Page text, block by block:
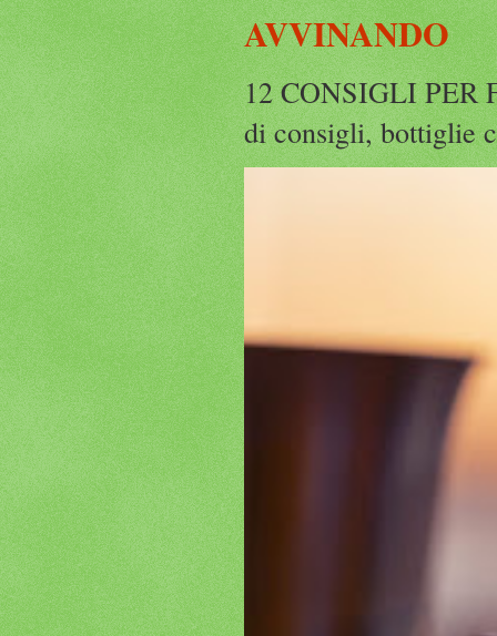
AVVINANDO
12 CONSIGLI PER
di consigli, bottiglie